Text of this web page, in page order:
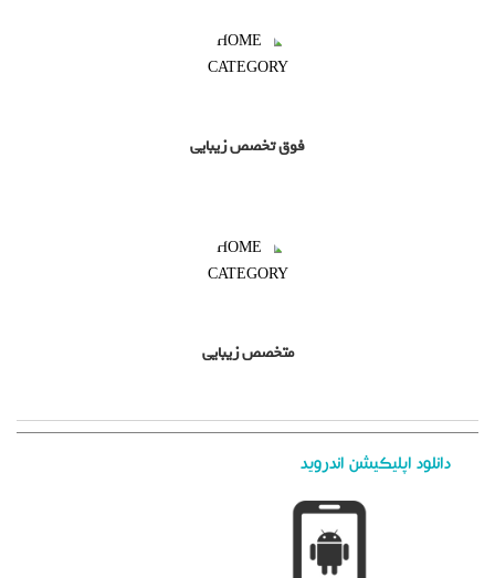
فوق تخصص زیبایی
متخصص زیبایی
دانلود اپلیکیشن اندروید